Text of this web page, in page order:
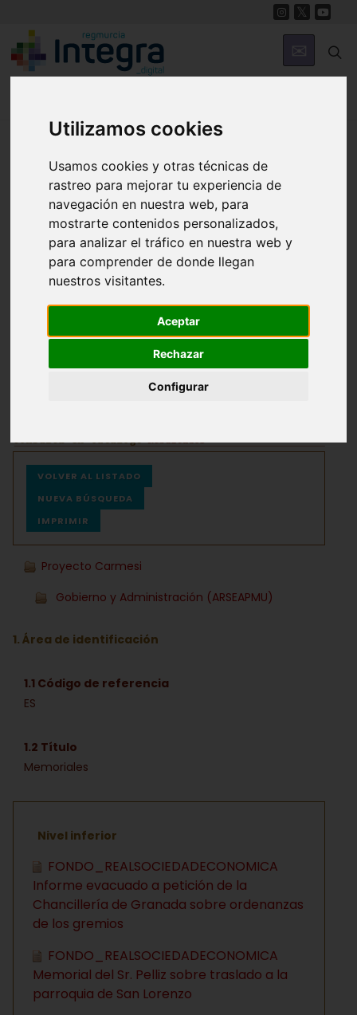
Utilizamos cookies
Usamos cookies y otras técnicas de
rastreo para mejorar tu experiencia de
navegación en nuestra web, para
mostrarte contenidos personalizados,
para analizar el tráfico en nuestra web y
para comprender de donde llegan
nuestros visitantes.
Aceptar
Rechazar
Configurar
Región de Murcia Digital
Fondos documentales |Colecciones de fotografías
Hemeroteca|Cine doméstico
Avanzada
Ayuda
VOLVER AL LISTADO
NUEVA BÚSQUEDA
IMPRIMIR
Proyecto Carmesi
Gobierno y Administración (ARSEAPMU)
1. Área de identificación
1.1 Código de referencia
ES
1.2 Título
Memoriales
Nivel inferior
FONDO_REALSOCIEDADECONOMICA
Informe evacuado a petición de la
Chancillería de Granada sobre ordenanzas
de los gremios
FONDO_REALSOCIEDADECONOMICA
Memorial del Sr. Pelliz sobre traslado a la
parroquia de San Lorenzo